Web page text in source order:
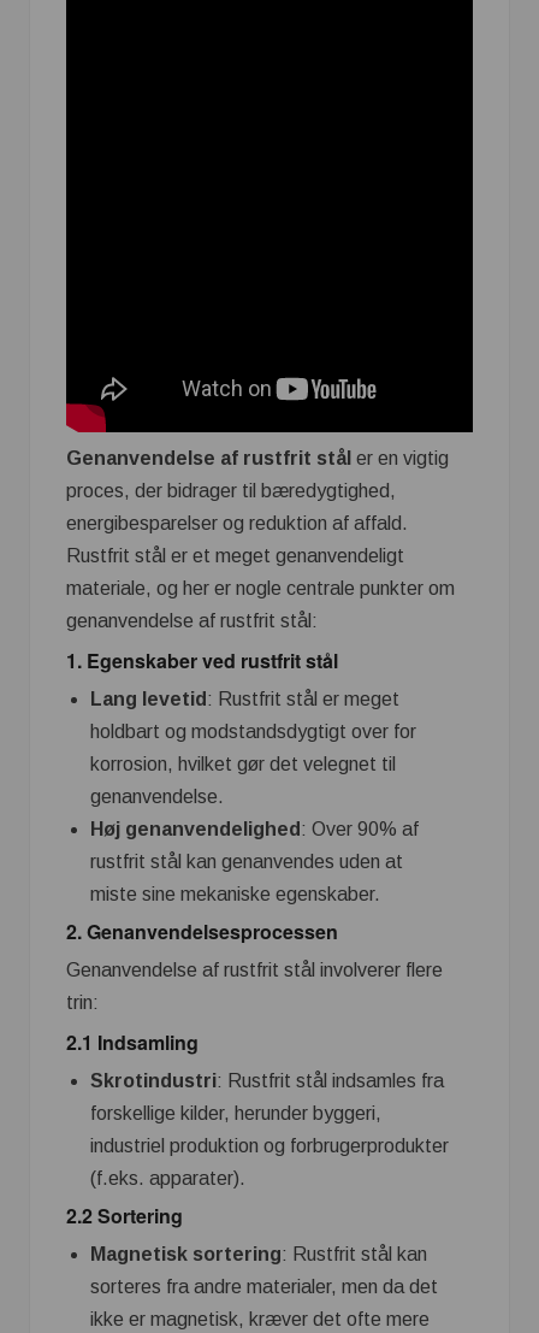
Genanvendelse af rustfrit stål er en vigtig
proces, der bidrager til bæredygtighed,
energibesparelser og reduktion af affald.
Rustfrit stål er et meget genanvendeligt
materiale, og her er nogle centrale punkter om
genanvendelse af rustfrit stål:
1. Egenskaber ved rustfrit stål
Lang levetid : Rustfrit stål er meget
holdbart og modstandsdygtigt over for
korrosion, hvilket gør det velegnet til
genanvendelse.
Høj genanvendelighed : Over 90% af
rustfrit stål kan genanvendes uden at
miste sine mekaniske egenskaber.
2.Genanvendelsesprocessen
Genanvendelse af rustfrit stål involverer flere
trin:
2.1 Indsamling
Skrotindustri: Rustfrit stål indsamles fra
forskellige kilder, herunder byggeri,
industriel produktion og forbrugerprodukter
(f.eks. apparater).
2.2 Sortering
Magnetisk sortering: Rustfrit stål kan
sorteres fra andre materialer, men da det
ikke er magnetisk, kræver det ofte mere